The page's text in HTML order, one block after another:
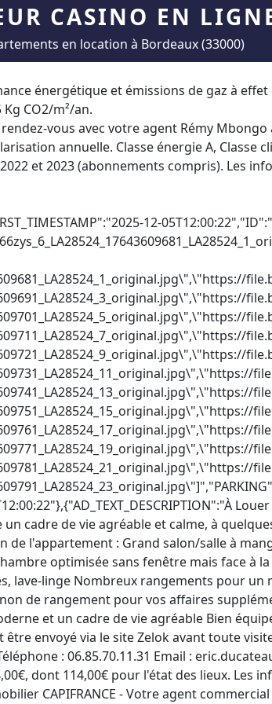
CASINO EN
en location à Bordeaux (33000)
énergétique et émissions de gaz à effet
CO2/m²/an.
vous avec votre agent Rémy Mbongo
annuelle. Classe énergie A,
et 2023 (abonnements compris). Les
12-
cadre de vie agréable et calme, à
l'appartement : Grand salon/salle à
optimisée sans fenêtre mais face à
lave-linge Nombreux rangements pour
de rangement pour vos affaires
et un cadre de vie agréable Bien
envoyé via le site Zelok avant toute
: 06.85.70.11.31 Email :